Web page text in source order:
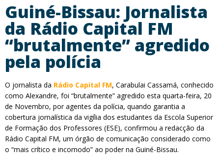
Guiné-Bissau: Jornalista
da Rádio Capital FM
“brutalmente” agredido
pela polícia
O jornalista da Rádio Capital FM, Carabulai Cassamá, conhecido
como Alexandre, foi “brutalmente” agredido esta quarta-feira, 20
de Novembro, por agentes da polícia, quando garantia a
cobertura jornalística da vigília dos estudantes da Escola Superior
de Formação dos Professores (ESE), confirmou a redacção da
Rádio Capital FM, um órgão de comunicação considerado como
o “mais crítico e incomodo” ao poder na Guiné-Bissau.